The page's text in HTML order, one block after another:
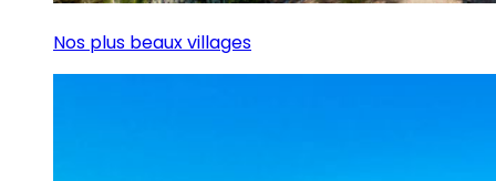
Nos plus beaux villages